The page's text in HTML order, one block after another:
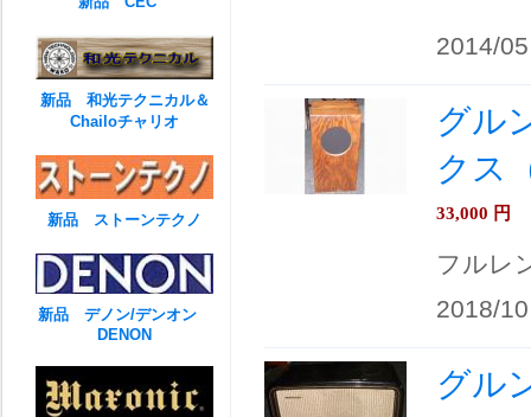
2014/05
グル
クス
33,000 円
フルレ
2018/10
グル
新品 和光テクニカル＆
Chailoチャリオ
新品 ストーンテクノ
新品 デノン/デンオン
DENON